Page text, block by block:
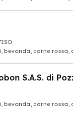
bevanda, carne rossa,
bevanda, carne rossa,